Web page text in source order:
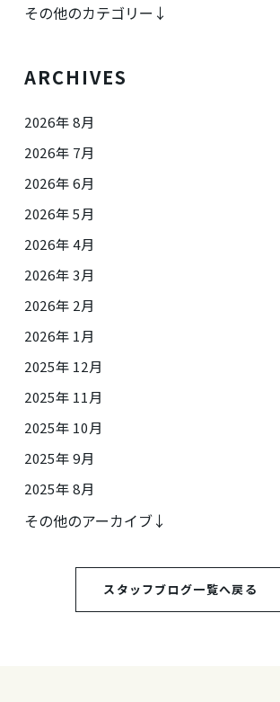
その他のカテゴリー↓
ARCHIVES
2026年 8月
2026年 7月
2026年 6月
2026年 5月
2026年 4月
2026年 3月
2026年 2月
2026年 1月
2025年 12月
2025年 11月
2025年 10月
2025年 9月
2025年 8月
その他のアーカイブ↓
スタッフブログ一覧へ戻る